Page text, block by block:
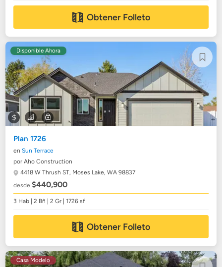
Obtener Folleto
Disponible Ahora
Plan 1726
enSun Terrace
por Aho Construction
4418 W Thrush ST, Moses Lake, WA 98837
desde$440,900
3 Hab | 2 Bñ | 2 Gr | 1726 sf
Obtener Folleto
Casa Modelo